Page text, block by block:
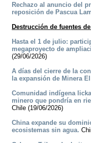
Rechazo al anuncio del
reposición de Pascua
Destrucción de fuentes
Hasta el 1 de julio:
megaproyecto de
(29/06/2026)
A días del cierre de la
la expansión de Minera
Comunidad indígena
minero que pondría en
Chile (19/06/2026)
China expande su
ecosistemas sin agua.